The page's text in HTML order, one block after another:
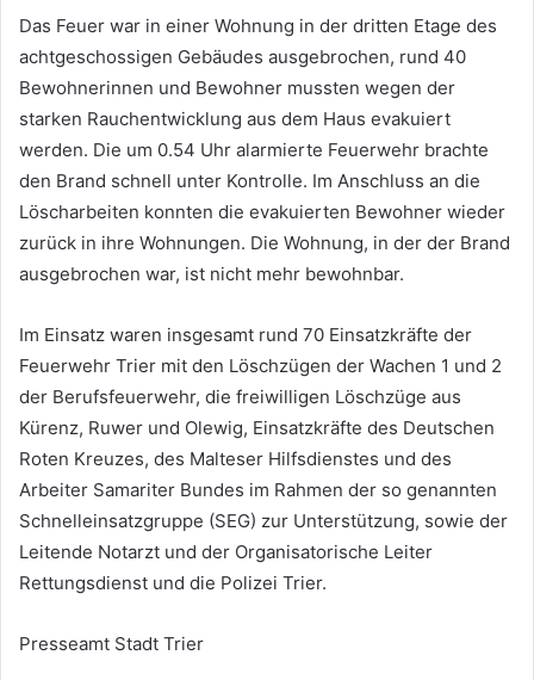
Das Feuer war in einer Wohnung in der dritten Etage des
achtgeschossigen Gebäudes ausgebrochen, rund 40
Bewohnerinnen und Bewohner mussten wegen der
starken Rauchentwicklung aus dem Haus evakuiert
werden. Die um 0.54 Uhr alarmierte Feuerwehr brachte
den Brand schnell unter Kontrolle. Im Anschluss an die
Löscharbeiten konnten die evakuierten Bewohner wieder
zurück in ihre Wohnungen. Die Wohnung, in der der Brand
ausgebrochen war, ist nicht mehr bewohnbar.
Im Einsatz waren insgesamt rund 70 Einsatzkräfte der
Feuerwehr Trier mit den Löschzügen der Wachen 1 und 2
der Berufsfeuerwehr, die freiwilligen Löschzüge aus
Kürenz, Ruwer und Olewig, Einsatzkräfte des Deutschen
Roten Kreuzes, des Malteser Hilfsdienstes und des
Arbeiter Samariter Bundes im Rahmen der so genannten
Schnelleinsatzgruppe (SEG) zur Unterstützung, sowie der
Leitende Notarzt und der Organisatorische Leiter
Rettungsdienst und die Polizei Trier.
Presseamt Stadt Trier